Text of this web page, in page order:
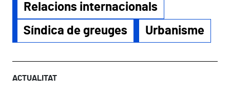
Relacions internacionals
Síndica de greuges
Urbanisme
ACTUALITAT